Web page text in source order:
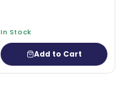
In Stock
Add to Cart